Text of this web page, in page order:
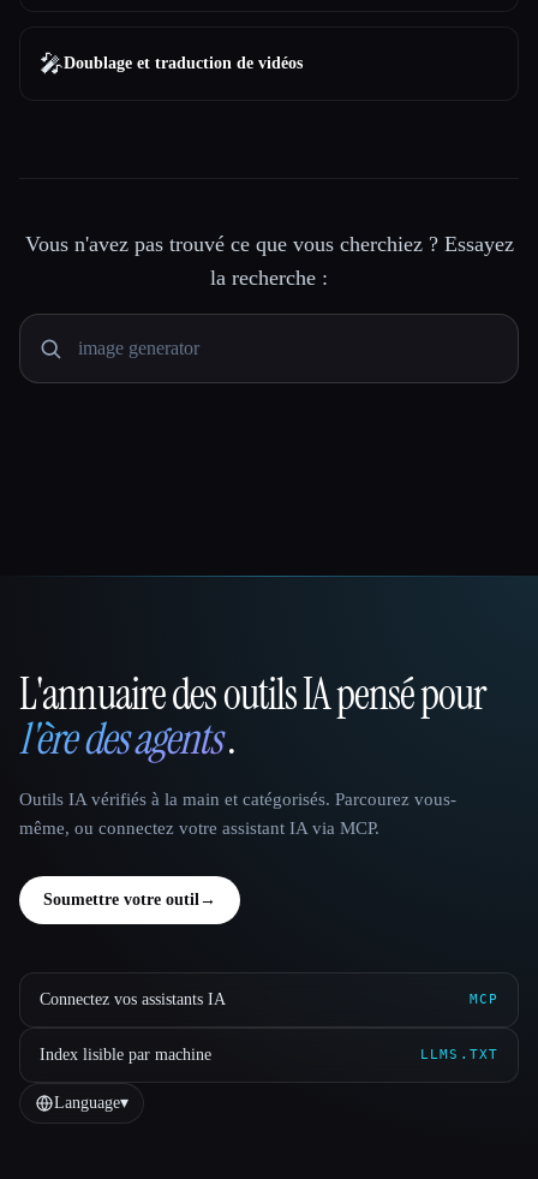
🎤Doublage et traduction de vidéos
Vous n'avez pas trouvé ce que vous cherchiez ? Essayez
la recherche :
That AI Collection
L'annuaire des outils IA pensé pour
l'ère des agents.
Outils IA vérifiés à la main et catégorisés. Parcourez vous-
même, ou connectez votre assistant IA via MCP.
Soumettre votre outil→
Connectez vos assistants IA MCP
Index lisible par machine LLMS.TXT
Language▾